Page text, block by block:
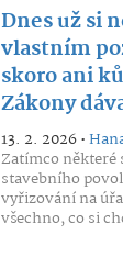
Dnes už si
vlastním
skoro ani
Zákony
13. 2. 2026 •
Zatímco některé
stavebního
vyřizování na
všechno, co si